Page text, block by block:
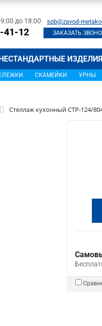
до 18:00
41-12
spb@zavod-
ЗАКАЗАТЬ
ИЗДЕЛИЯ
СКАМЕЙКИ УРНЫ
Стеллаж кухонный СТР-124/